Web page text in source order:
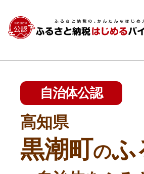
自治体公認
高知県
黒潮町のふ